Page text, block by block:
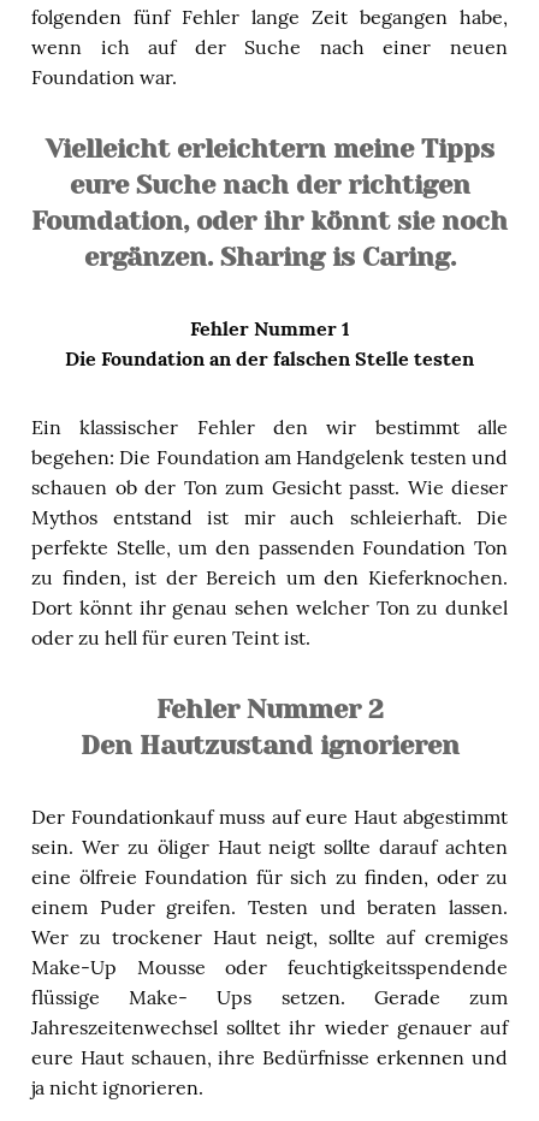
folgenden fünf Fehler lange Zeit begangen habe,
wenn ich auf der Suche nach einer neuen
Foundation war.
Vielleicht erleichtern meine Tipps
eure Suche nach der richtigen
Foundation, oder ihr könnt sie noch
ergänzen. Sharing is Caring.
Fehler Nummer 1
Die Foundation an der falschen Stelle testen
Ein klassischer Fehler den wir bestimmt alle
begehen: Die Foundation am Handgelenk testen und
schauen ob der Ton zum Gesicht passt. Wie dieser
Mythos entstand ist mir auch schleierhaft. Die
perfekte Stelle, um den passenden Foundation Ton
zu finden, ist der Bereich um den Kieferknochen.
Dort könnt ihr genau sehen welcher Ton zu dunkel
oder zu hell für euren Teint ist.
Fehler Nummer 2
Den Hautzustand ignorieren
Der Foundationkauf muss auf eure Haut abgestimmt
sein. Wer zu öliger Haut neigt sollte darauf achten
eine ölfreie Foundation für sich zu finden, oder zu
einem Puder greifen. Testen und beraten lassen.
Wer zu trockener Haut neigt, sollte auf cremiges
Make-Up Mousse oder feuchtigkeitsspendende
flüssige Make- Ups setzen. Gerade zum
Jahreszeitenwechsel solltet ihr wieder genauer auf
eure Haut schauen, ihre Bedürfnisse erkennen und
ja nicht ignorieren.